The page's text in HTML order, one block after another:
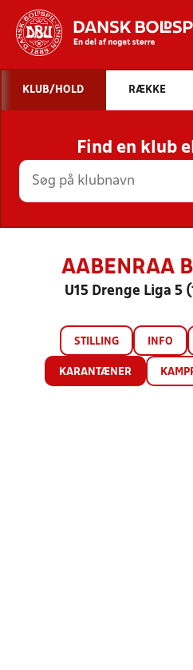
STILLINGER,
KLUB/HOLD RÆKKE
Find en klub
AABENRAA
U15 Drenge Liga 5
STILLING INFO
KARANTÆNER